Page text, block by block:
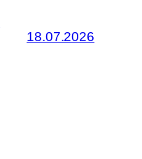
18.07.2026